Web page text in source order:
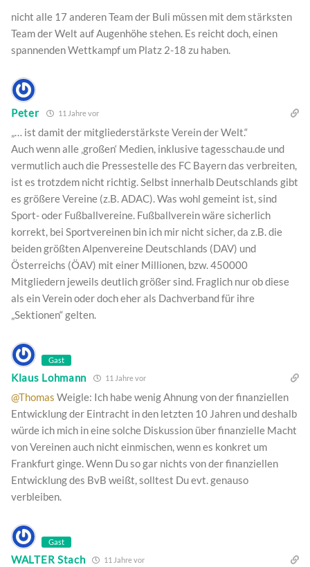
nicht alle 17 anderen Team der Buli müssen mit dem stärksten
Team der Welt auf Augenhöhe stehen. Es reicht doch, einen
spannenden Wettkampf um Platz 2-18 zu haben.
Peter 11 Jahre vor
„… ist damit der mitgliederstärkste Verein der Welt.“
Auch wenn alle ‚großen‘ Medien, inklusive tagesschau.de und
vermutlich auch die Pressestelle des FC Bayern das verbreiten,
ist es trotzdem nicht richtig. Selbst innerhalb Deutschlands gibt
es größere Vereine (z.B. ADAC). Was wohl gemeint ist, sind
Sport- oder Fußballvereine. Fußballverein wäre sicherlich
korrekt, bei Sportvereinen bin ich mir nicht sicher, da z.B. die
beiden größten Alpenvereine Deutschlands (DAV) und
Österreichs (ÖAV) mit einer Millionen, bzw. 450000
Mitgliedern jeweils deutlich größer sind. Fraglich nur ob diese
als ein Verein oder doch eher als Dachverband für ihre
„Sektionen“ gelten.
Gast
Klaus Lohmann 11 Jahre vor
@Thomas Weigle: Ich habe wenig Ahnung von der finanziellen
Entwicklung der Eintracht in den letzten 10 Jahren und deshalb
würde ich mich in eine solche Diskussion über finanzielle Macht
von Vereinen auch nicht einmischen, wenn es konkret um
Frankfurt ginge. Wenn Du so gar nichts von der finanziellen
Entwicklung des BvB weißt, solltest Du evt. genauso
verbleiben.
Gast
WALTER Stach 11 Jahre vor